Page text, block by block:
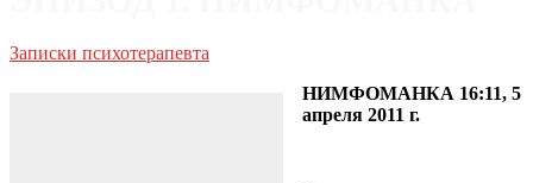
Записки психотерапевта
НИМФОМАНКА 16:11, 5
апреля 2011 г.